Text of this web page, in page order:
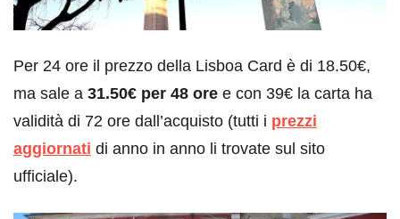
Per 24 ore il prezzo della Lisboa Card è di 18.50€,
ma sale a 31.50€ per 48 ore e con 39€ la carta ha
validità di 72 ore dall’acquisto (tutti i prezzi
aggiornati di anno in anno li trovate sul sito
ufficiale).